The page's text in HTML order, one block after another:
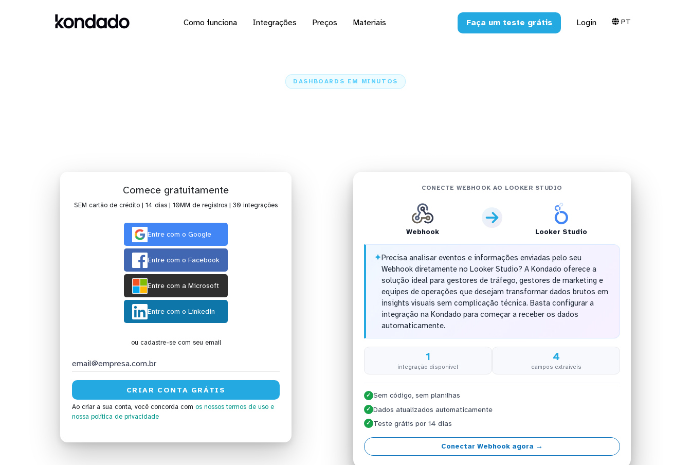
Como funciona Integrações Preços Materiais Faça um teste grátis Login PT
DASHBOARDS EM MINUTOS
Comece gratuitamente
SEM cartão de crédito | 14 dias | 10MM de registros | 30 integrações
Entre com o Google
Entre com o Facebook
Entre com a Microsoft
Entre com o Linkedin
ou cadastre-se com seu email
Ao criar a sua conta, você concorda com os nossos termos de uso e
nossa política de privacidade
CONECTE WEBHOOK AO LOOKER STUDIO
Webhook Looker Studio
✦Precisa analisar eventos e informações enviadas pelo seu
Webhook diretamente no Looker Studio? A Kondado oferece a
solução ideal para gestores de tráfego, gestores de marketing e
equipes de operações que desejam transformar dados brutos em
insights visuais sem complicação técnica. Basta configurar a
integração na Kondado para começar a receber os dados
automaticamente.
1
integração disponível
4
campos extraíveis
✓ Sem código, sem planilhas
✓ Dados atualizados automaticamente
✓ Teste grátis por 14 dias
Conectar Webhook agora →